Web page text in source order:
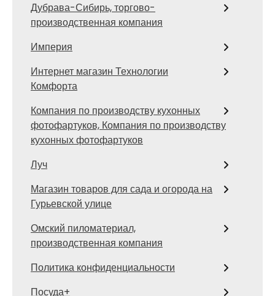
Дубрава-Сибирь, торгово-
производственная компания
Империя
Интернет магазин Технологии
Комфорта
Компания по производству кухонных
фотофартуков, Компания по производству
кухонных фотофартуков
Луч
Магазин товаров для сада и огорода на
Гурьевской улице
Омский пиломатериал,
производственная компания
Политика конфиденциальности
Посуда+